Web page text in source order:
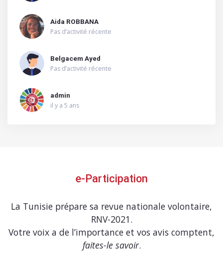
Aida ROBBANA
Pas d’activité récente
Belgacem Ayed
Pas d’activité récente
admin
il y a 5 ans
e-Participation
La Tunisie prépare sa revue nationale volontaire,
RNV-2021.
Votre voix a de l’importance et vos avis comptent,
faites-le savoir.